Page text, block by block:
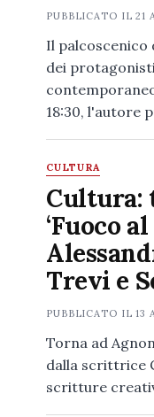
PUBBLICATO IL21
Il palcoscenico
dei
18:30, l'autore
CULTURA
Cultura:
‘Fuoco
Trevi e
PUBBLICATO IL13
Torna ad
dalla scrittrice
scritture